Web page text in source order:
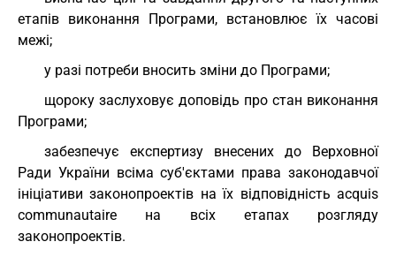
етапів виконання Програми, встановлює їх часові
межі;
у разі потреби вносить зміни до Програми;
щороку заслуховує доповідь про стан виконання
Програми;
забезпечує експертизу внесених до Верховної
Ради України всіма суб'єктами права законодавчої
ініціативи законопроектів на їх відповідність acquis
communautaire на всіх етапах розгляду
законопроектів.